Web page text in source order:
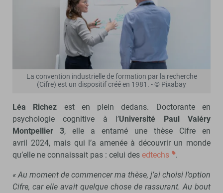
La convention industrielle de formation par la recherche
(Cifre) est un dispositif créé en 1981. - © Pixabay
Léa Richez est en plein dedans. Doctorante en
psychologie cognitive à l’Université Paul Valéry
Montpellier 3, elle a entamé une thèse Cifre en
avril 2024, mais qui l’a amenée à découvrir un monde
qu’elle ne connaissait pas : celui des edtechs .
« Au moment de commencer ma thèse, j’ai choisi l’option
Cifre, car elle avait quelque chose de rassurant. Au bout